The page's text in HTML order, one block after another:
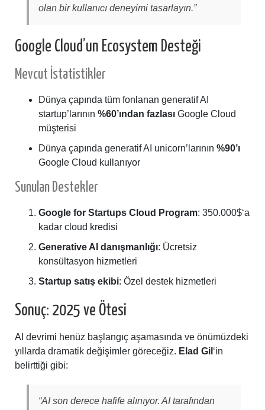
olan bir kullanıcı deneyimi tasarlayın.”
Google Cloud’un Ecosystem Desteği
Mevcut İstatistikler
Dünya çapında tüm fonlanan generatif AI
startup’larının %60’ından fazlası Google Cloud
müşterisi
Dünya çapında generatif AI unicorn’larının %90’ı
Google Cloud kullanıyor
Sunulan Destekler
Google for Startups Cloud Program: 350.000$‘a
kadar cloud kredisi
Generative AI danışmanlığı: Ücretsiz
konsültasyon hizmetleri
Startup satış ekibi: Özel destek hizmetleri
Sonuç: 2025 ve Ötesi
AI devrimi henüz başlangıç aşamasında ve önümüzdeki
yıllarda dramatik değişimler göreceğiz. Elad Gil ‘in
belirttiği gibi:
“AI son derece hafife alınıyor. AI tarafından